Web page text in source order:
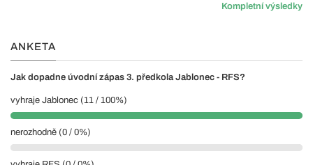
Kompletní výsledky
ANKETA
Jak dopadne úvodní zápas 3. předkola Jablonec - RFS?
vyhraje Jablonec (11 / 100%)
nerozhodně (0 / 0%)